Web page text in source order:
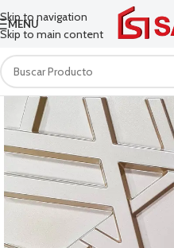
Skip to navigation
Skip to main content
MENU